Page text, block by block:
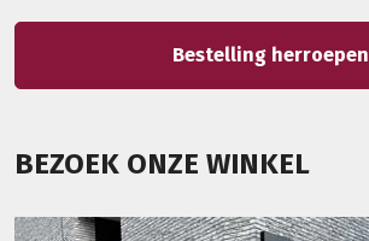
Bestelling herroepen
BEZOEK ONZE WINKEL